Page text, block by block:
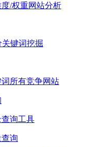
/权重网站分析
键词挖掘
所有竞争网站
询工具
询